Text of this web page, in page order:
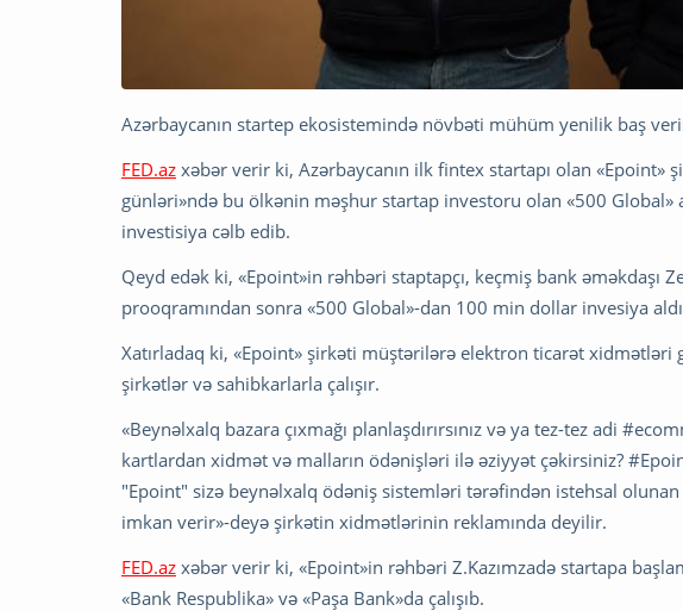
Azərbaycanın startep ekosistemində növbəti mühüm yenilik baş
FED.az xəbər verir ki, Azərbaycanın ilk fintex startapı olan «Epoint»
günləri»ndə bu ölkənin məşhur startap investoru olan «500
investisiya cəlb edib.
Qeyd edək ki, «Epoint»in rəhbəri staptapçı, keçmiş bank əməkdaşı
prooqramından sonra «500 Global»-dan 100 min dollar invesiya
Xatırladaq ki, «Epoint» şirkəti müştərilərə elektron ticarət xidmətləri
şirkətlər və sahibkarlarla çalışır.
«Beynəlxalq bazara çıxmağı planlaşdırırsınız və ya tez-tez adi
kartlardan xidmət və malların ödənişləri ilə əziyyət çəkirsiniz?
"Epoint" sizə beynəlxalq ödəniş sistemləri tərəfindən istehsal
imkan verir»-deyə şirkətin xidmətlərinin reklamında deyilir.
FED.az xəbər verir ki, «Epoint»in rəhbəri Z.Kazımzadə startapa
«Bank Respublika» və «Paşa Bank»da çalışıb.